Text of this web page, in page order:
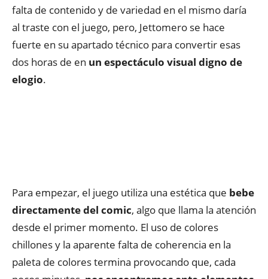
falta de contenido y de variedad en el mismo daría
al traste con el juego, pero, Jettomero se hace
fuerte en su apartado técnico para convertir esas
dos horas de en un espectáculo visual digno de
elogio.
Para empezar, el juego utiliza una estética que bebe
directamente del comic, algo que llama la atención
desde el primer momento. El uso de colores
chillones y la aparente falta de coherencia en la
paleta de colores termina provocando que, cada